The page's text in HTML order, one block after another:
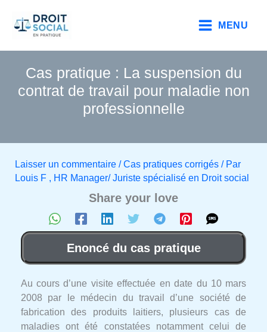
contenu
MENU
Cas pratique : La suspension du
contrat de travail pour maladie non
professionnelle
Laisser un commentaire /Cas pratiques corrigés/ Par
Louis F , HR Manager/ Juriste spécialisé en Droit social
Share your love
Enoncé du cas pratique
Au cours d’une visite effectuée en date du 10 mars
2008 par le médecin du travail d’une société de
fabrication des produits laitiers, plusieurs cas de
maladies ont été constatées notamment celui de